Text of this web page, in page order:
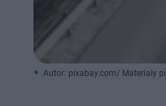
Autor: pixabay.com/ Materiały